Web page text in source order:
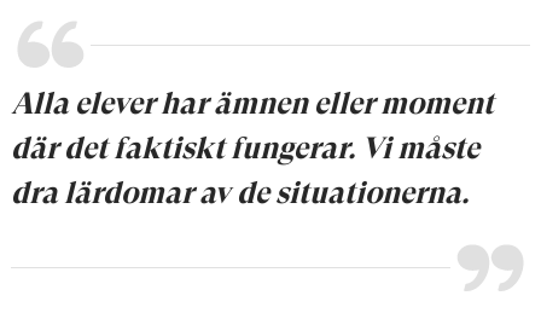
Alla elever har ämnen eller moment
där det faktiskt fungerar. Vi måste
dra lärdomar av de situationerna.